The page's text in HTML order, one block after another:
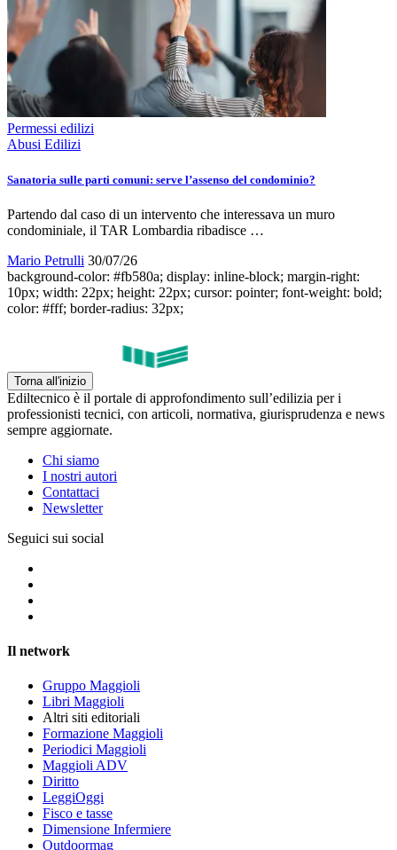
Permessi edilizi
Abusi Edilizi
Sanatoria sulle parti comuni: serve l’assenso del condominio?
Partendo dal caso di un intervento che interessava un muro
condominiale, il TAR Lombardia ribadisce …
Mario Petrulli 30/07/26
background-color: #fb580a; display: inline-block; margin-right:
10px; width: 22px; height: 22px; cursor: pointer; font-weight: bold;
color: #fff; border-radius: 32px;
Torna all'inizio
Ediltecnico è il portale di approfondimento sull’edilizia per i
professionisti tecnici, con articoli, normativa, giurisprudenza e news
sempre aggiornate.
Chi siamo
I nostri autori
Contattaci
Newsletter
Seguici sui social
Il network
Gruppo Maggioli
Libri Maggioli
Altri siti editoriali
Formazione Maggioli
Periodici Maggioli
Maggioli ADV
Diritto
LeggiOggi
Fisco e tasse
Dimensione Infermiere
Outdoormag